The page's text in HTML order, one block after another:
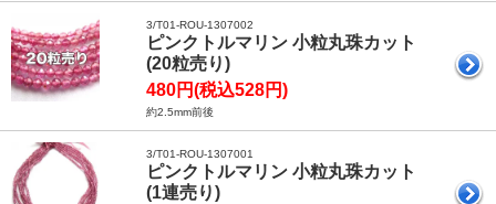
3/T01-ROU-1307002
ピンクトルマリン 小粒丸珠カット
(20粒売り)
480円(税込528円)
約2.5mm前後
3/T01-ROU-1307001
ピンクトルマリン 小粒丸珠カット
(1連売り)